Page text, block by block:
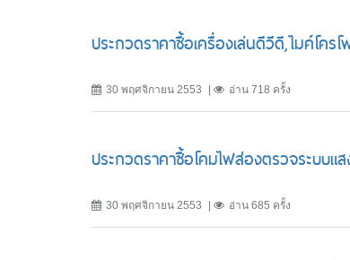
ประกวดราคาซื้อเครื่องเล่นดีวีดี,ไมค์โค
30 พฤศจิกายน 2553 อ่าน 718 ครั้ง
ประกวดราคาซื้อโคมไฟส่องตรวจระบบ
30 พฤศจิกายน 2553 อ่าน 685 ครั้ง